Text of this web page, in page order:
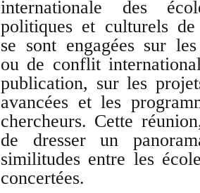
internationale des
politiques et culturels
se sont engagées sur
ou de conflit
publication, sur les
avancées et les
chercheurs. Cette
de dresser un
similitudes entre les
concertées.